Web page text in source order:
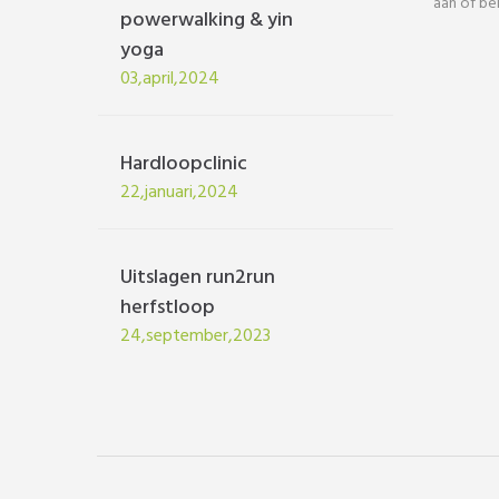
powerwalking & yin
yoga
03,april,2024
Hardloopclinic
22,januari,2024
Uitslagen run2run
herfstloop
24,september,2023